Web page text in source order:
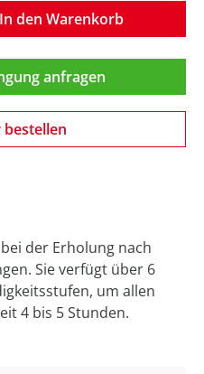
den
In den Warenkorb
anfragen
der Erholung nach
Sie verfügt über 6
um allen
4 bis 5 Stunden.